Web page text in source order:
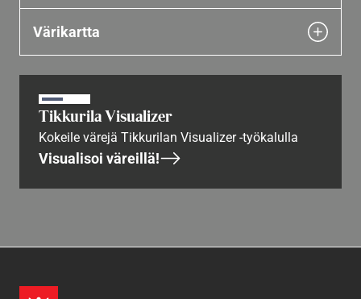
Värikartta
Tikkurila Visualizer
Kokeile värejä Tikkurilan Visualizer -työkalulla
Visualisoi väreillä!